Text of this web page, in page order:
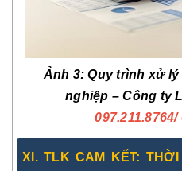
Ảnh 3: Quy trình xử
nghiệp – Công ty
097.211.8764/
XI. TLK CAM KẾT: